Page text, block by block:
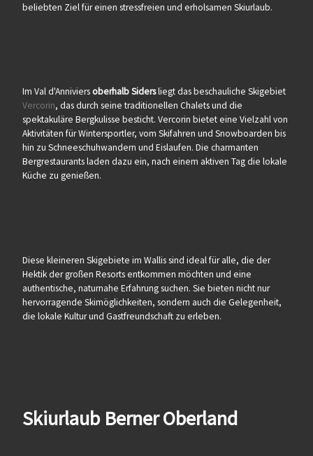
beliebten Ziel für einen stressfreien und erholsamen Skiurlaub.
Im Val d'Anniviersoberhalb Sidersliegt das beschauliche Skigebiet
Vercorin, das durch seine traditionellen Chalets und die
spektakuläre Bergkulisse besticht. Vercorin bietet eine Vielzahl von
Aktivitäten für Wintersportler, vom Skifahren und Snowboarden bis
hin zu Schneeschuhwandern und Eislaufen. Die charmanten
Bergrestaurants laden dazu ein, nach einem aktiven Tag die lokale
Küche zu genießen.
Diese kleineren Skigebiete im Wallis sind ideal für alle, die der
Hektik der großen Resorts entkommen möchten und eine
authentische, naturnahe Erfahrung suchen. Sie bieten nicht nur
hervorragende Skimöglichkeiten, sondern auch die Gelegenheit,
die lokale Kultur und Gastfreundschaft zu erleben.
Skiurlaub Berner Oberland